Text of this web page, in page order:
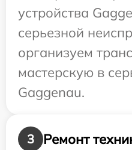
устройства
серьезной
организуем
мастерскую в
Gaggenau.
3
Ремонт